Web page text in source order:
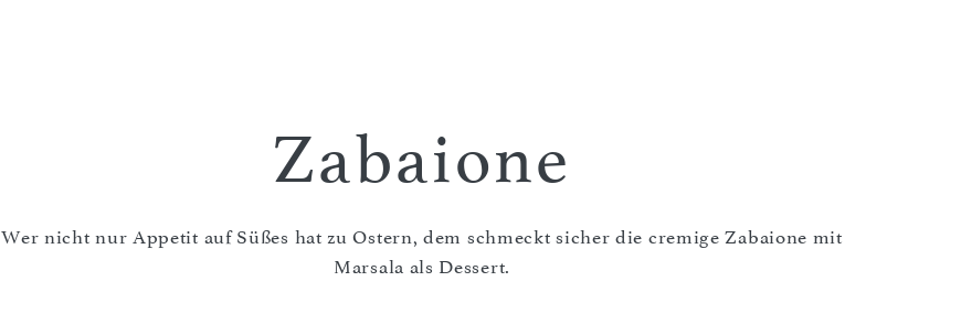
Zabaione
Wer nicht nur Appetit auf Süßes hat zu Ostern, dem schmeckt sicher die cremige Zabaione mit
Marsala als Dessert.